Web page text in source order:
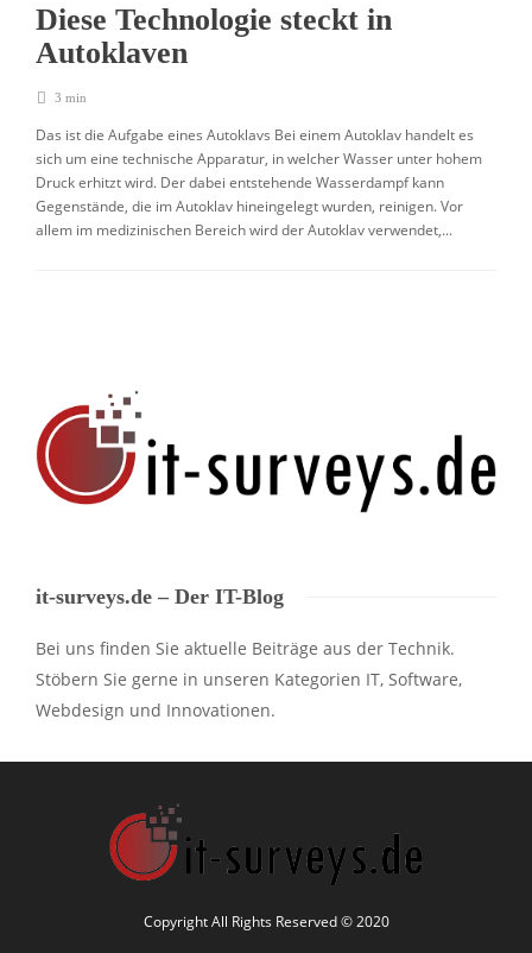
Diese Technologie steckt in
Autoklaven
3 min
Das ist die Aufgabe eines Autoklavs Bei einem Autoklav handelt es
sich um eine technische Apparatur, in welcher Wasser unter hohem
Druck erhitzt wird. Der dabei entstehende Wasserdampf kann
Gegenstände, die im Autoklav hineingelegt wurden, reinigen. Vor
allem im medizinischen Bereich wird der Autoklav verwendet,...
it-surveys.de – Der IT-Blog
Bei uns finden Sie aktuelle Beiträge aus der Technik.
Stöbern Sie gerne in unseren Kategorien IT, Software,
Webdesign und Innovationen.
Copyright All Rights Reserved © 2020